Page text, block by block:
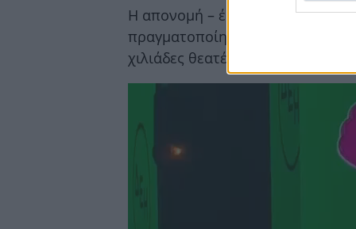
Η απονομή – έκπληξη έγινε
πραγματοποίησε ένα
χιλιάδες θεατές να την